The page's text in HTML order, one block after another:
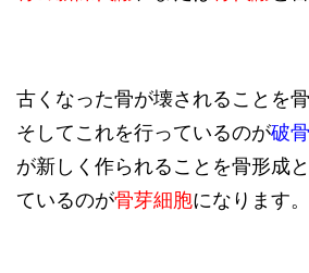
古くなった骨が壊されることを
そしてこれを行っているのが破
が新しく作られることを骨形成
ているのが骨芽細胞になります。